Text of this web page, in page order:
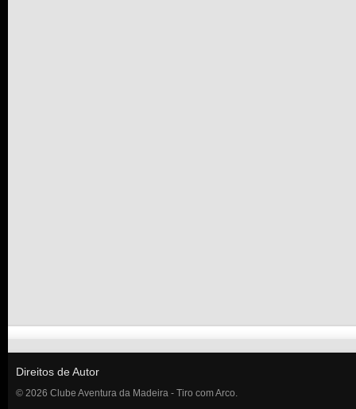
Direitos de Autor
© 2026 Clube Aventura da Madeira - Tiro com Arco.